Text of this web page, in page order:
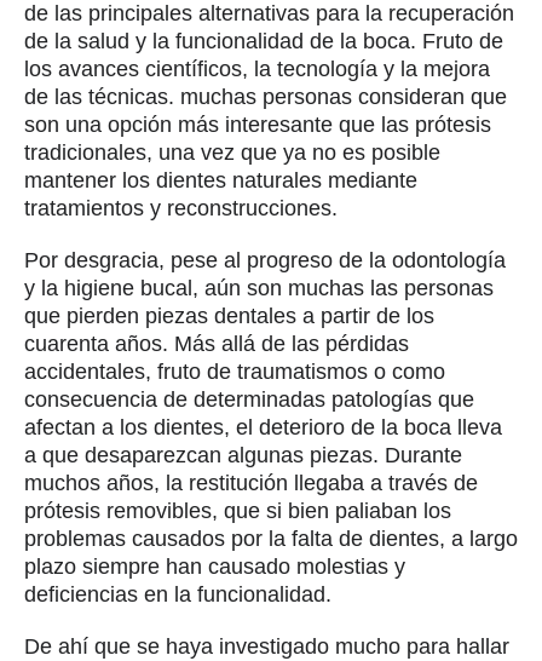
de las principales alternativas para la recuperación
de la salud y la funcionalidad de la boca. Fruto de
los avances científicos, la tecnología y la mejora
de las técnicas. muchas personas consideran que
son una opción más interesante que las prótesis
tradicionales, una vez que ya no es posible
mantener los dientes naturales mediante
tratamientos y reconstrucciones.
Por desgracia, pese al progreso de la odontología
y la higiene bucal, aún son muchas las personas
que pierden piezas dentales a partir de los
cuarenta años. Más allá de las pérdidas
accidentales, fruto de traumatismos o como
consecuencia de determinadas patologías que
afectan a los dientes, el deterioro de la boca lleva
a que desaparezcan algunas piezas. Durante
muchos años, la restitución llegaba a través de
prótesis removibles, que si bien paliaban los
problemas causados por la falta de dientes, a largo
plazo siempre han causado molestias y
deficiencias en la funcionalidad.
De ahí que se haya investigado mucho para hallar